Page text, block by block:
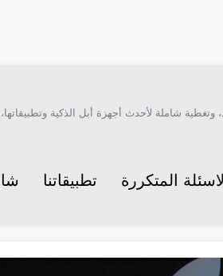
شاملة لأحدث أجهزة أبل الذكية
المتكررة تطبيقاتنا